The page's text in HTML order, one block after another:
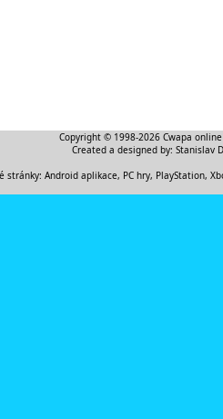
Copyright © 1998-2026 Cwapa
Created a designed by: Stanislav
stránky: Android aplikace, PC hry, PlayStation,